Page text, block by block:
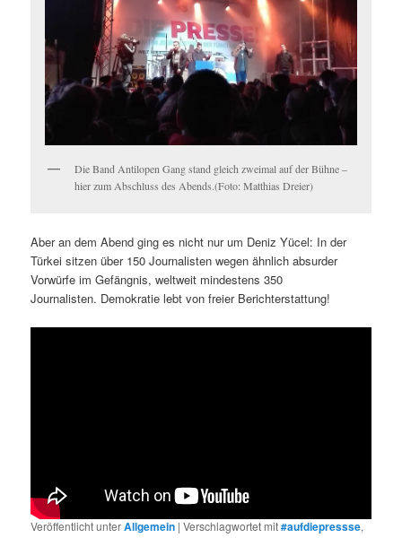
Die Band Antilopen Gang stand gleich zweimal auf der Bühne –
hier zum Abschluss des Abends.(Foto: Matthias Dreier)
Aber an dem Abend ging es nicht nur um Deniz Yücel: In der
Türkei sitzen über 150 Journalisten wegen ähnlich absurder
Vorwürfe im Gefängnis, weltweit mindestens 350
Journalisten. Demokratie lebt von freier Berichterstattung!
Veröffentlicht unterAllgemein |Verschlagwortet mit#aufdiepressse,